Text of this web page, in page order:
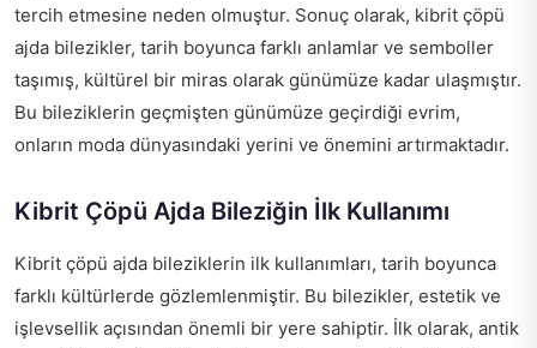
tercih etmesine neden olmuştur. Sonuç olarak, kibrit çöpü
ajda bilezikler, tarih boyunca farklı anlamlar ve semboller
taşımış, kültürel bir miras olarak günümüze kadar ulaşmıştır.
Bu bileziklerin geçmişten günümüze geçirdiği evrim,
onların moda dünyasındaki yerini ve önemini artırmaktadır.
Kibrit Çöpü Ajda Bileziğin İlk Kullanımı
Kibrit çöpü ajda bileziklerin ilk kullanımları, tarih boyunca
farklı kültürlerde gözlemlenmiştir. Bu bilezikler, estetik ve
işlevsellik açısından önemli bir yere sahiptir. İlk olarak, antik